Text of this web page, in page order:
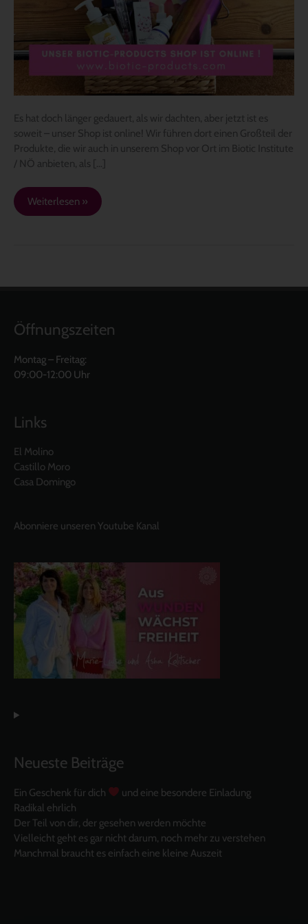
Es hat doch länger gedauert, als wir dachten, aber jetzt ist es
soweit – unser Shop ist online! Wir führen dort einen Großteil der
Produkte, die wir auch in unserem Shop vor Ort im Biotic Institute
/ NÖ anbieten, als […]
online
Weiterlesen »
Öffnungszeiten
Montag – Freitag:
09:00-12:00 Uhr
Links
El Molino
Castillo Moro
Casa Domingo
Abonniere unseren Youtube Kanal
Neueste Beiträge
Ein Geschenk für dich
und eine besondere Einladung
Radikal ehrlich
Der Teil von dir, der gesehen werden möchte
Vielleicht geht es gar nicht darum, noch mehr zu verstehen
Manchmal braucht es einfach eine kleine Auszeit